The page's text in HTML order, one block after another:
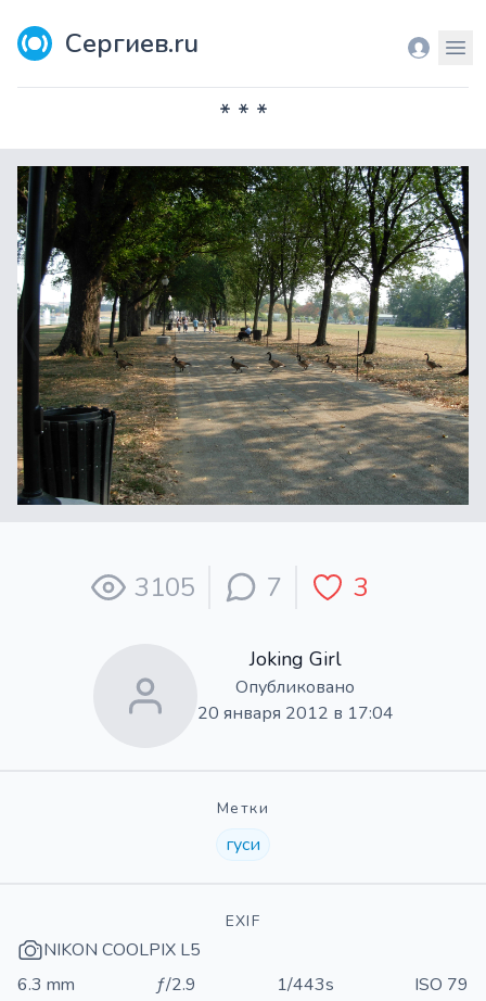
Сергиев.ru Вход
* * *
3105 7 3
Joking Girl
Опубликовано
20 января 2012 в 17:04
Метки
гуси
EXIF
NIKON COOLPIX L5
6.3 mm
ƒ/2.9 1/443s
ISO 79